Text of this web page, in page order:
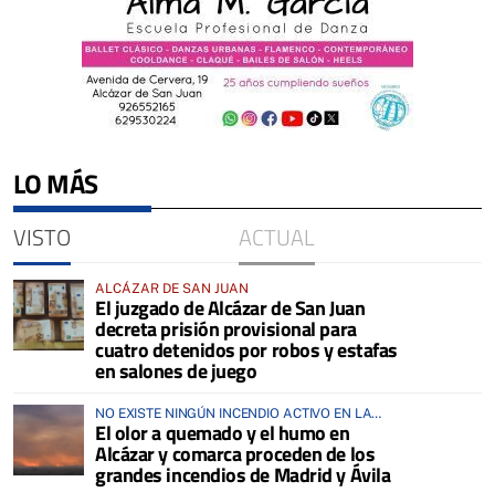
LO MÁS
VISTO ACTUAL
ALCÁZAR DE SAN JUAN
El juzgado de Alcázar de San Juan
decreta prisión provisional para
cuatro detenidos por robos y estafas
en salones de juego
NO EXISTE NINGÚN INCENDIO ACTIVO EN LA
COMARCA
El olor a quemado y el humo en
Alcázar y comarca proceden de los
grandes incendios de Madrid y Ávila